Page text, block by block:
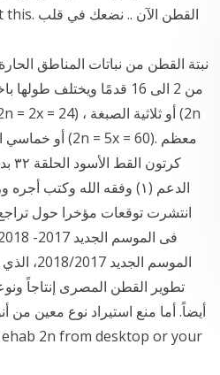
نبتة القطن من نباتات المناطق
من 2 الى 16 قدمًا ويختلف
الدعم (١) وفقه الله
تطوير القطن المصرى إنتاجاً
أيضاً. أما منع استيراد نوع معين من